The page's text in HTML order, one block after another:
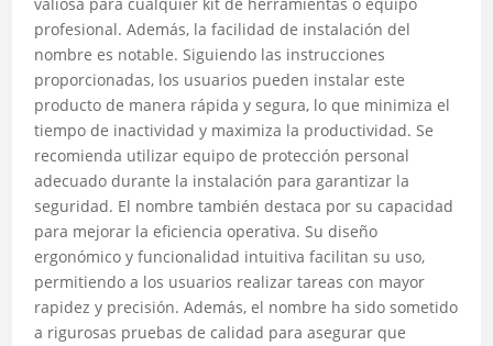
profesional. Además, la facilidad de instalación del
nombre es notable. Siguiendo las instrucciones
proporcionadas, los usuarios pueden instalar este
producto de manera rápida y segura, lo que minimiza el
tiempo de inactividad y maximiza la productividad. Se
recomienda utilizar equipo de protección personal
adecuado durante la instalación para garantizar la
seguridad. El nombre también destaca por su capacidad
para mejorar la eficiencia operativa. Su diseño
ergonómico y funcionalidad intuitiva facilitan su uso,
permitiendo a los usuarios realizar tareas con mayor
rapidez y precisión. Además, el nombre ha sido sometido
a rigurosas pruebas de calidad para asegurar que